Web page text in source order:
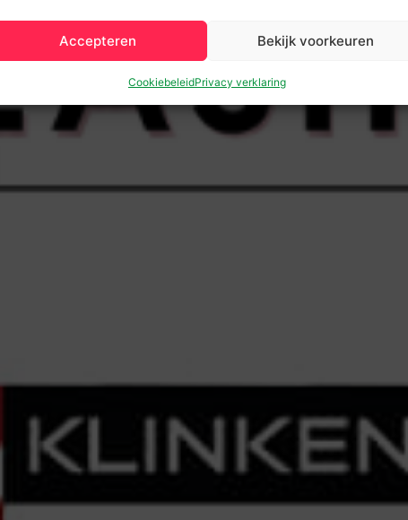
Accepteren Bekijk voorkeuren
CookiebeleidPrivacy verklaring